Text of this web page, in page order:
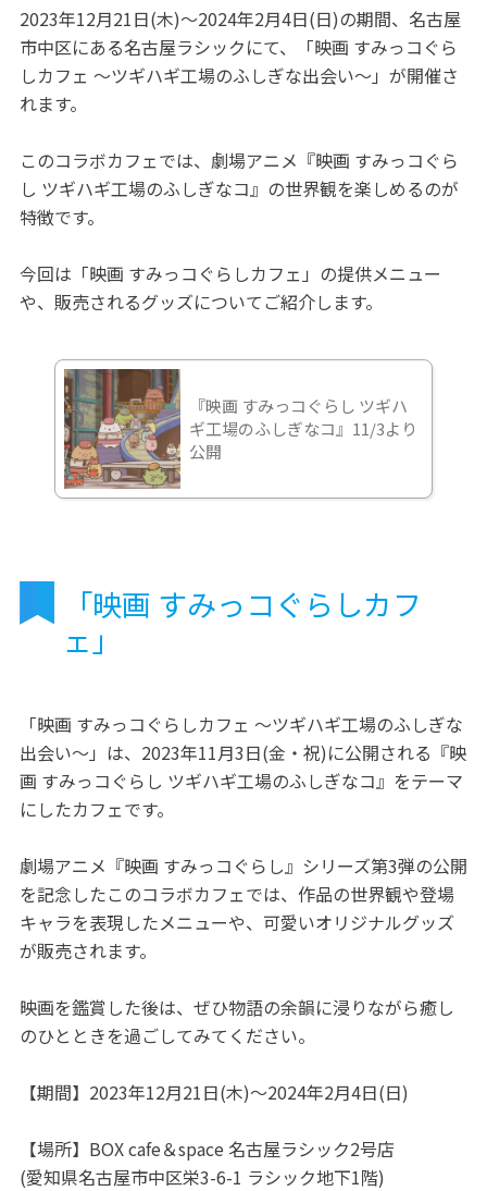
2023年12月21日(木)～2024年2月4日(日)の期間、名古屋
市中区にある名古屋ラシックにて、「映画 すみっコぐら
しカフェ ～ツギハギ工場のふしぎな出会い～」が開催さ
れます。
このコラボカフェでは、劇場アニメ『映画 すみっコぐら
し ツギハギ工場のふしぎなコ』の世界観を楽しめるのが
特徴です。
今回は「映画 すみっコぐらしカフェ」の提供メニュー
や、販売されるグッズについてご紹介します。
『映画 すみっコぐらし ツギハ
ギ工場のふしぎなコ』11/3より
公開
「映画 すみっコぐらしカフ
ェ」
「映画 すみっコぐらしカフェ ～ツギハギ工場のふしぎな
出会い～」は、2023年11月3日(金・祝)に公開される『映
画 すみっコぐらし ツギハギ工場のふしぎなコ』をテーマ
にしたカフェです。
劇場アニメ『映画 すみっコぐらし』シリーズ第3弾の公開
を記念したこのコラボカフェでは、作品の世界観や登場
キャラを表現したメニューや、可愛いオリジナルグッズ
が販売されます。
映画を鑑賞した後は、ぜひ物語の余韻に浸りながら癒し
のひとときを過ごしてみてください。
【期間】2023年12月21日(木)～2024年2月4日(日)
【場所】BOX cafe＆space 名古屋ラシック2号店
(愛知県名古屋市中区栄3-6-1 ラシック地下1階)